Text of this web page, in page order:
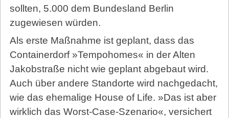
sollten, 5.000 dem Bundesland Berlin
zugewiesen würden.
Als erste Maßnahme ist geplant, dass das
Containerdorf »Tempohomes« in der Alten
Jakobstraße nicht wie geplant abgebaut wird.
Auch über andere Standorte wird nachgedacht,
wie das ehemalige House of Life. »Das ist aber
wirklich das Worst-Case-Szenario«, versichert